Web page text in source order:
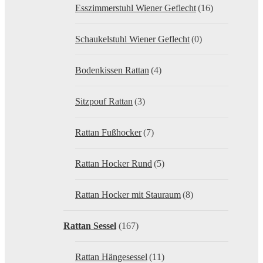
Esszimmerstuhl Wiener Geflecht(16)
Schaukelstuhl Wiener Geflecht(0)
Bodenkissen Rattan (4)
Sitzpouf Rattan (3)
Rattan Fußhocker(7)
Rattan Hocker Rund (5)
Rattan Hocker mit Stauraum(8)
Rattan Sessel (167)
Rattan Hängesessel (11)